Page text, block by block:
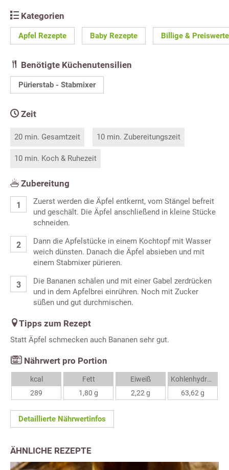
Kategorien
Apfel Rezepte Baby Rezepte Billige &
Benötigte Küchenutensilien
Pürierstab - Stabmixer
Zeit
20 min. Gesamtzeit 10 min. Zubereitungszeit
10 min. Koch & Ruhezeit
Zubereitung
Zuerst werden die Äpfel entkernt, vom Stängel befreit
und geschält. Die Äpfel anschließend in kleine Stücke
schneiden.
Dann die Apfelstücke in einem Kochtopf mit Wasser
weich dünsten. Danach die Äpfel absieben und mit
einem Stabmixer pürieren.
Die Bananen schälen und mit einer Gabel zerdrücken
und in dem Apfelbrei einrühren. Noch mit Zucker
süßen und gut durchmischen.
Tipps zum Rezept
Statt Äpfel schmecken auch Bananen sehr gut.
Nährwert pro Portion
kcal
289
Fett
1,80 g
Eiweiß
2,22 g
Kohlenhydrate
63,62 g
Detaillierte Nährwertinfos
ÄHNLICHE REZEPTE